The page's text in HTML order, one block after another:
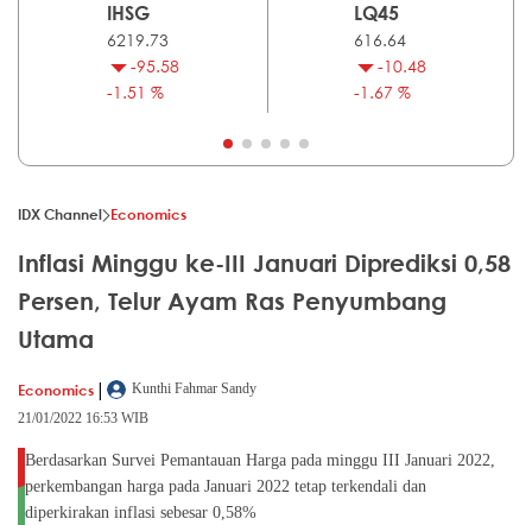
IHSG
6219.73
-95.58
-1.51 %
LQ45
616.64
-10.48
-1.67 %
IDX Channel Economics
Inflasi Minggu ke-III Januari Diprediksi 0,58
Persen, Telur Ayam Ras Penyumbang
Utama
Economics |
Kunthi Fahmar Sandy
21/01/2022 16:53 WIB
Berdasarkan Survei Pemantauan Harga pada minggu III Januari 2022,
perkembangan harga pada Januari 2022 tetap terkendali dan
diperkirakan inflasi sebesar 0,58%